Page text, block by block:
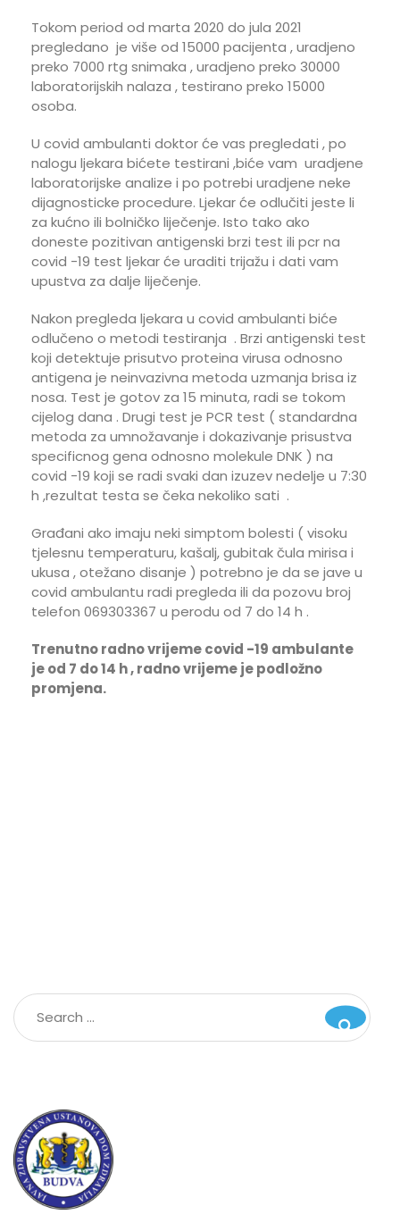
Tokom period od marta 2020 do jula 2021
pregledano je više od 15000 pacijenta , uradjeno
preko 7000 rtg snimaka , uradjeno preko 30000
laboratorijskih nalaza , testirano preko 15000
osoba.
U covid ambulanti doktor će vas pregledati , po
nalogu ljekara bićete testirani ,biće vam uradjene
laboratorijske analize i po potrebi uradjene neke
dijagnosticke procedure. Ljekar će odlučiti jeste li
za kućno ili bolničko liječenje. Isto tako ako
doneste pozitivan antigenski brzi test ili pcr na
covid -19 test ljekar će uraditi trijažu i dati vam
upustva za dalje liječenje.
Nakon pregleda ljekara u covid ambulanti biće
odlučeno o metodi testiranja . Brzi antigenski test
koji detektuje prisutvo proteina virusa odnosno
antigena je neinvazivna metoda uzmanja brisa iz
nosa. Test je gotov za 15 minuta, radi se tokom
cijelog dana . Drugi test je PCR test ( standardna
metoda za umnožavanje i dokazivanje prisustva
specificnog gena odnosno molekule DNK ) na
covid -19 koji se radi svaki dan izuzev nedelje u 7:30
h ,rezultat testa se čeka nekoliko sati .
Građani ako imaju neki simptom bolesti ( visoku
tjelesnu temperaturu, kašalj, gubitak čula mirisa i
ukusa , otežano disanje ) potrebno je da se jave u
covid ambulantu radi pregleda ili da pozovu broj
telefon 069303367 u perodu od 7 do 14 h .
Trenutno radno vrijeme covid -19 ambulante
je od 7 do 14 h , radno vrijeme je podložno
promjena.